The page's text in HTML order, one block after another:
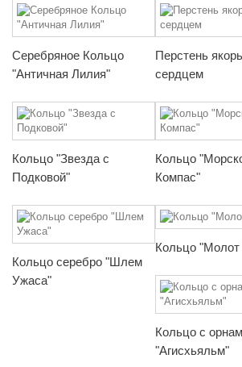
Серебряное Кольцо
"Античная Лилия"
Перстень
сердцем
Кольцо "Звезда с
Подковой"
Кольцо
Компас"
Кольцо серебро "Шлем
Ужаса"
Кольцо "Молот
Кольцо с
"Агисхьяльм"